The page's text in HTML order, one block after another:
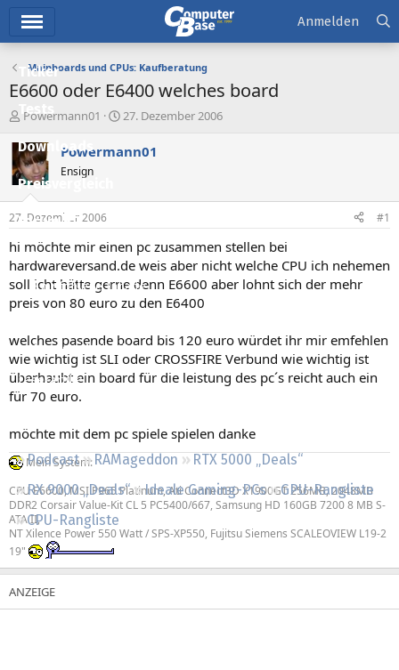
Ticker
Tests
Downloads
Preisvergleich
Forum
Aktuelles
Empfohlene Inhalte
Neueste Aktivitäten
Leserartikel
Podcast RAMageddon
RTX 5000 „Deals“
RX 9000 „Deals“
Ideale Gaming-PCs
GPU-Rangliste
CPU-Rangliste
Anmelden
Mainboards und CPUs: Kaufberatung
E6600 oder E6400 welches board
E
s
t
e
e
r
Powermann01
E
s
t
a
m
27. Dezember 2006
Powermann01
Ensign
27. Dezember 2006 #1
hi möchte mir einen pc zusammen stellen bei
hardwareversand.de weis aber nicht welche CPU ich nehemen
soll icht hätte gerne denn E6600 aber lohnt sich der mehr
preis von 80 euro zu den E6400
welches pasende board bis 120 euro würdet ihr mir emfehlen
wie wichtig ist SLI oder CROSSFIRE Verbund wie wichtig ist
überhaubt ein board für die leistung des pc´s reicht auch ein
für 70 euro.
möchte mit dem pc spiele spielen danke
Mein System:
CPU E6600, MSI P965 Platinum, Ati Connect3D X1900GT 256MB, 2048MB
DDR2 Corsair Value-Kit CL 5 PC5400/667, Samsung HD 160GB 7200 8 MB S-
ATA II,
NT Xilence Power 550 Watt / SPS-XP550, Fujitsu Siemens SCALEOVIEW L19-2
19"